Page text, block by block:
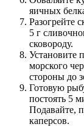
яичных
Разогрейте
5 г
сковороду.
Установите
морского
стороны до
Готовую
постоять 5
Подавайте,
каперсов.